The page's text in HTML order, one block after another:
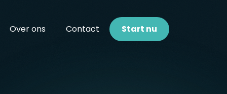
Over ons Contact Start nu